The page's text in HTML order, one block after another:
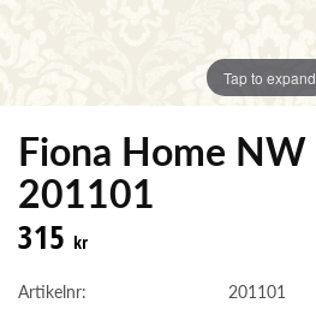
Tap to expand
Fiona Home NW
201101
315 kr
Artikelnr:
201101